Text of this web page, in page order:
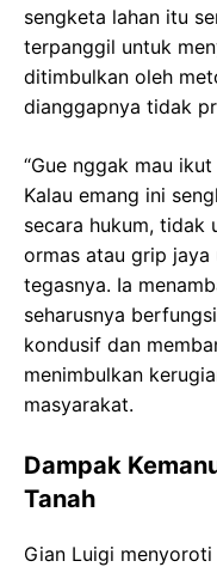
sengketa lahan itu
terpanggil untuk
ditimbulkan oleh
dianggapnya tidak
“Gue nggak mau
Kalau emang ini
secara hukum, tidak
ormas atau grip jaya
tegasnya. Ia
seharusnya
kondusif dan
menimbulkan
masyarakat.
Dampak
Tanah
Gian Luigi